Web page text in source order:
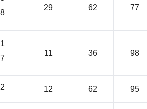
8
29 62 77
1
7
11 36 98
2 12 62 95